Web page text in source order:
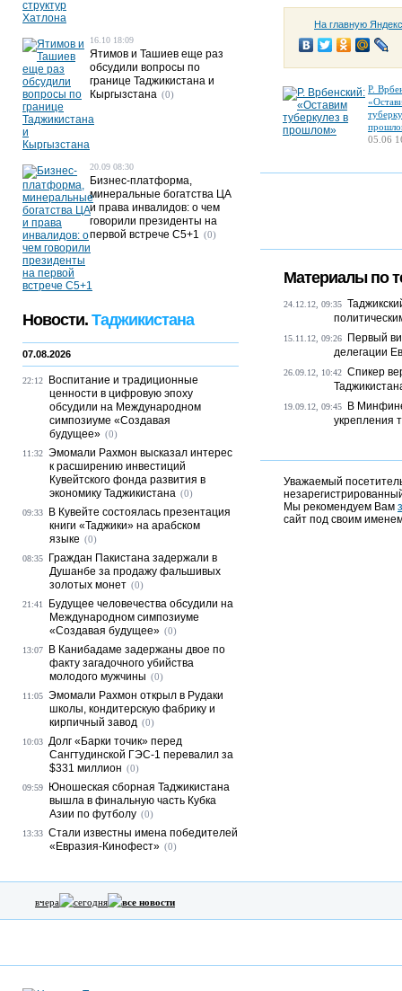
На главную
Р.
05.06
Материалы по
24.12.12, 09:35
15.11.12, 09:26
Первый
делегации
26.09.12, 10:42 Спикер
19.09.12, 09:45
В
укрепления
Уважаемый
Мы рекомендуем Вам
сайт под своим
16.10 18:09
Ятимов и Ташиев еще раз
обсудили вопросы по
границе Таджикистана и
Кыргызстана (0)
20.09 08:30
Бизнес-платформа,
минеральные богатства ЦА
и права инвалидов: о чем
говорили президенты на
первой встрече C5+1 (0)
Новости. Таджикистана
07.08.2026
22:12
Воспитание и традиционные
ценности в цифровую эпоху
обсудили на Международном
симпозиуме «Создавая
будущее» (0)
11:32 Эмомали Рахмон высказал интерес
к расширению инвестиций
Кувейтского фонда развития в
экономику Таджикистана (0)
09:33
В Кувейте состоялась презентация
книги «Таджики» на арабском
языке (0)
08:35
Граждан Пакистана задержали в
Душанбе за продажу фальшивых
золотых монет (0)
21:41
Будущее человечества обсудили на
Международном симпозиуме
«Создавая будущее» (0)
13:07
В Канибадаме задержаны двое по
факту загадочного убийства
молодого мужчины (0)
11:05 Эмомали Рахмон открыл в Рудаки
школы, кондитерскую фабрику и
кирпичный завод (0)
10:03 Долг «Барки точик» перед
Сангтудинской ГЭС-1 перевалил за
$331 миллион (0)
09:59
Юношеская сборная Таджикистана
вышла в финальную часть Кубка
Азии по футболу (0)
13:33 Стали известны имена победителей
«Евразия-Кинофест» (0)
вчера сегодня все новости